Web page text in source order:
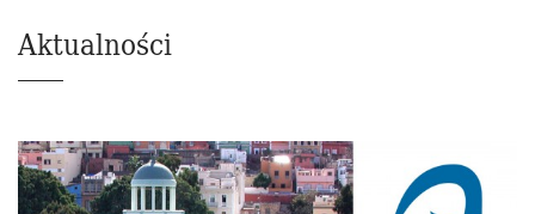
Aktualności